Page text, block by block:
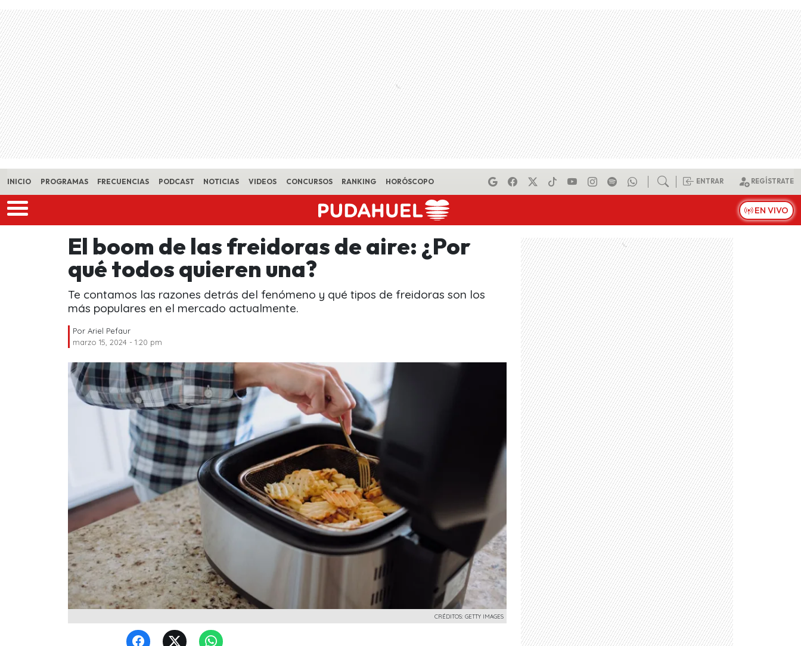
Skip to main content
INICIO PROGRAMAS FRECUENCIAS PODCAST NOTICIAS VIDEOS CONCURSOS RANKING HORÓSCOPO ENTRAR REGÍSTRATE
EN VIVO
El boom de las freidoras de aire: ¿Por
qué todos quieren una?
Te contamos las razones detrás del fenómeno y qué tipos de freidoras son los
más populares en el mercado actualmente.
Por Ariel Pefaur
marzo 15, 2024 - 1:20 pm
CRÉDITOS: GETTY IMAGES